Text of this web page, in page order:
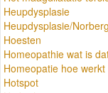
Heupdysplasie
Heupdysplasie/
Hoesten
Homeopathie wat is
Homeopatie hoe werkt
Hotspot